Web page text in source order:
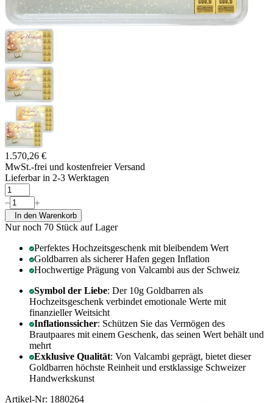
1.570,26 €
MwSt.-frei und kostenfreier Versand
Lieferbar in 2-3 Werktagen
In den Warenkorb
Nur noch 70 Stück auf Lager
Perfektes Hochzeitsgeschenk mit bleibendem Wert
Goldbarren als sicherer Hafen gegen Inflation
Hochwertige Prägung von Valcambi aus der Schweiz
Symbol der Liebe: Der 10g Goldbarren als
Hochzeitsgeschenk verbindet emotionale Werte mit
finanzieller Weitsicht
Inflationssicher: Schützen Sie das Vermögen des
Brautpaares mit einem Geschenk, das seinen Wert behält und
mehrt
Exklusive Qualität: Von Valcambi geprägt, bietet dieser
Goldbarren höchste Reinheit und erstklassige Schweizer
Handwerkskunst
Artikel-Nr: 1880264